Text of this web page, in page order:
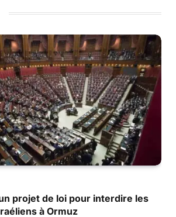
projet de loi pour interdire les
à Ormuz